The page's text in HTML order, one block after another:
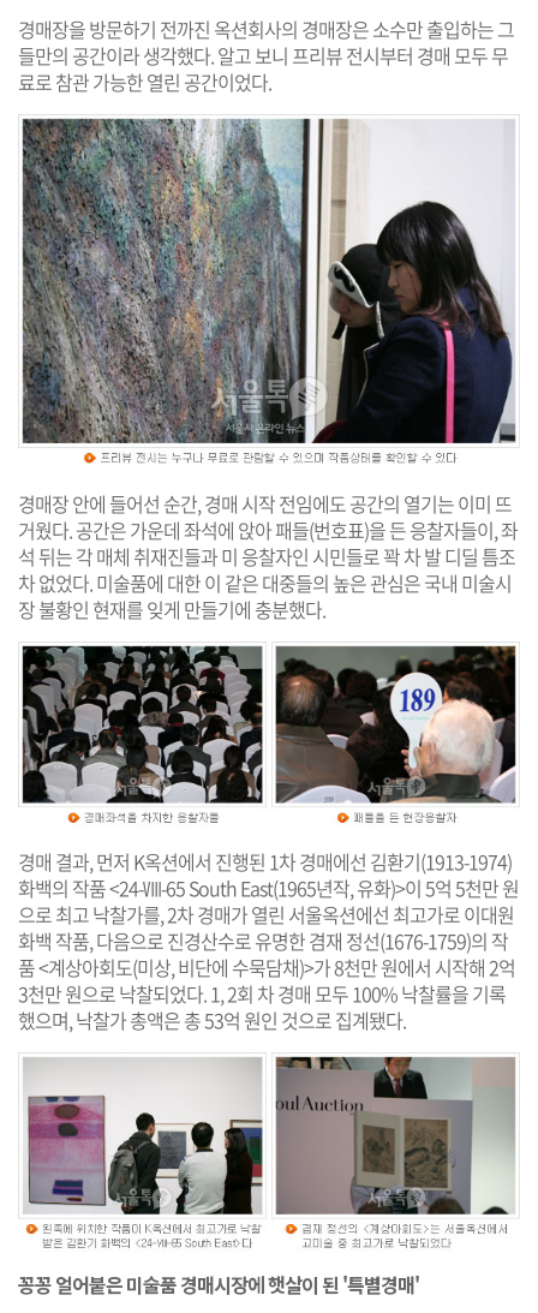
경매장을 방문하기 전까진 옥션회사의 경매장은 소수만 출입하는 그
들만의 공간이라 생각했다. 알고 보니 프리뷰 전시부터 경매 모두 무
료로 참관 가능한 열린 공간이었다.
경매장 안에 들어선 순간, 경매 시작 전임에도 공간의 열기는 이미 뜨
거웠다. 공간은 가운데 좌석에 앉아 패들(번호표)을 든 응찰자들이, 좌
석 뒤는 각 매체 취재진들과 미 응찰자인 시민들로 꽉 차 발 디딜 틈조
차 없었다. 미술품에 대한 이 같은 대중들의 높은 관심은 국내 미술시
장 불황인 현재를 잊게 만들기에 충분했다.
경매 결과, 먼저 K옥션에서 진행된 1차 경매에선 김환기(1913-1974)
화백의 작품 <24-Ⅷ-65 South East(1965년작, 유화)>이 5억 5천만 원
으로 최고 낙찰가를, 2차 경매가 열린 서울옥션에선 최고가로 이대원
화백 작품, 다음으로 진경산수로 유명한 겸재 정선(1676-1759)의 작
품 <계상아회도(미상, 비단에 수묵담채)>가 8천만 원에서 시작해 2억
3천만 원으로 낙찰되었다. 1, 2회 차 경매 모두 100% 낙찰률을 기록
했으며, 낙찰가 총액은 총 53억 원인 것으로 집계됐다.
꽁꽁 얼어붙은 미술품 경매시장에 햇살이 된 '특별경매'